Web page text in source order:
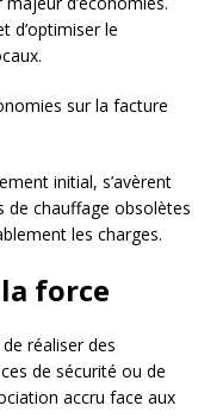
d’optimiser le
sur la facture
initial, s’avèrent
de chauffage obsolètes
les charges.
force
réaliser des
de sécurité ou de
accru face aux